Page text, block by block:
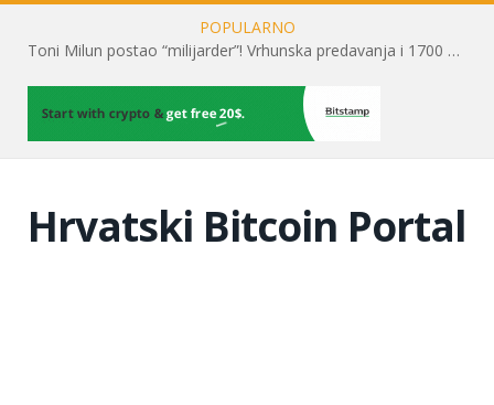
POPULARNO
Toni Milun postao “milijarder”! Vrhunska predavanja i 1700 posjetitelja obilježili su mjesec financijske pismenosti
Hrvatski Bitcoin Portal